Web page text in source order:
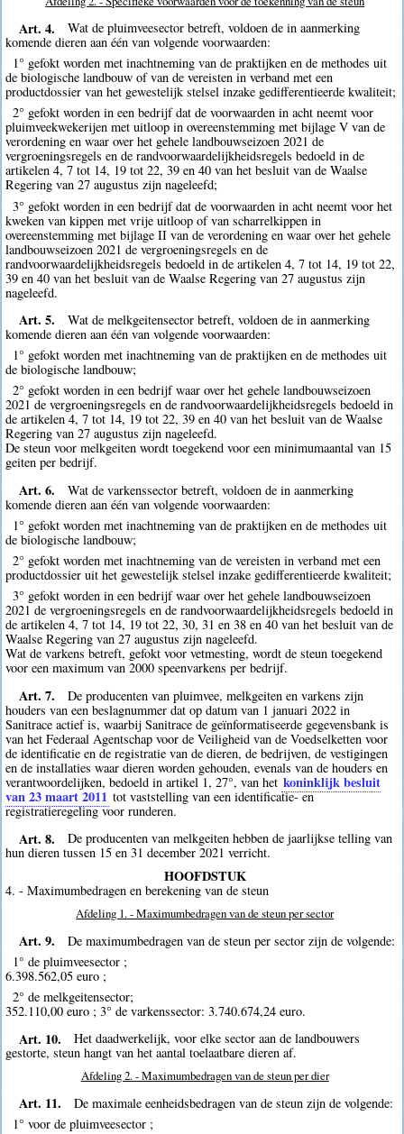
Art. 4.
Wat de pluimveesector betreft, voldoen de in aanmerking
komende dieren aan één van volgende voorwaarden:
1° gefokt worden met inachtneming van de praktijken en de methodes uit
de biologische landbouw of van de vereisten in verband met een
productdossier van het gewestelijk stelsel inzake gedifferentieerde kwaliteit;
2° gefokt worden in een bedrijf dat de voorwaarden in acht neemt voor
pluimveekwekerijen met uitloop in overeenstemming met bijlage V van de
verordening en waar over het gehele landbouwseizoen 2021 de
vergroeningsregels en de randvoorwaardelijkheidsregels bedoeld in de
artikelen 4, 7 tot 14, 19 tot 22, 39 en 40 van het besluit van de Waalse
Regering van 27 augustus zijn nageleefd;
3° gefokt worden in een bedrijf dat de voorwaarden in acht neemt voor het
kweken van kippen met vrije uitloop of van scharrelkippen in
overeenstemming met bijlage II van de verordening en waar over het gehele
landbouwseizoen 2021 de vergroeningsregels en de
randvoorwaardelijkheidsregels bedoeld in de artikelen 4, 7 tot 14, 19 tot 22,
39 en 40 van het besluit van de Waalse Regering van 27 augustus zijn
nageleefd.
Art. 5.
Wat de melkgeitensector betreft, voldoen de in aanmerking
komende dieren aan één van volgende voorwaarden:
1° gefokt worden met inachtneming van de praktijken en de methodes uit
de biologische landbouw;
2° gefokt worden in een bedrijf waar over het gehele landbouwseizoen
2021 de vergroeningsregels en de randvoorwaardelijkheidsregels bedoeld in
de artikelen 4, 7 tot 14, 19 tot 22, 39 en 40 van het besluit van de Waalse
Regering van 27 augustus zijn nageleefd.
De steun voor melkgeiten wordt toegekend voor een minimumaantal van 15
geiten per bedrijf.
Art. 6.
Wat de varkenssector betreft, voldoen de in aanmerking
komende dieren aan één van volgende voorwaarden:
1° gefokt worden met inachtneming van de praktijken en de methodes uit
de biologische landbouw;
2° gefokt worden met inachtneming van de vereisten in verband met een
productdossier uit het gewestelijk stelsel inzake gedifferentieerde kwaliteit;
3° gefokt worden in een bedrijf waar over het gehele landbouwseizoen
2021 de vergroeningsregels en de randvoorwaardelijkheidsregels bedoeld in
de artikelen 4, 7 tot 14, 19 tot 22, 30, 31 en 38 en 40 van het besluit van de
Waalse Regering van 27 augustus zijn nageleefd.
Wat de varkens betreft, gefokt voor vetmesting, wordt de steun toegekend
voor een maximum van 2000 speenvarkens per bedrijf.
Art. 7.
De producenten van pluimvee, melkgeiten en varkens zijn
houders van een beslagnummer dat op datum van 1 januari 2022 in
Sanitrace actief is, waarbij Sanitrace de geïnformatiseerde gegevensbank is
van het Federaal Agentschap voor de Veiligheid van de Voedselketten voor
de identificatie en de registratie van de dieren, de bedrijven, de vestigingen
en de installaties waar dieren worden gehouden, evenals van de houders en
verantwoordelijken, bedoeld in artikel 1, 27°, van het koninklijk besluit
van 23 maart 2011 tot vaststelling van een identificatie- en
registratieregeling voor runderen.
Art. 8.
De producenten van melkgeiten hebben de jaarlijkse telling van
hun dieren tussen 15 en 31 december 2021 verricht.
HOOFDSTUK
4. - Maximumbedragen en berekening van de steun
Afdeling 1. - Maximumbedragen van de steun per sector
Art. 9.
De maximumbedragen van de steun per sector zijn de volgende:
1° de pluimveesector ;
6.398.562,05 euro ;
2° de melkgeitensector;
352.110,00 euro ; 3° de varkenssector: 3.740.674,24 euro.
Art. 10.
Het daadwerkelijk, voor elke sector aan de landbouwers
gestorte, steun hangt van het aantal toelaatbare dieren af.
Afdeling 2. - Maximumbedragen van de steun per dier
Art. 11.
De maximale eenheidsbedragen van de steun zijn de volgende:
1° voor de pluimveesector ;